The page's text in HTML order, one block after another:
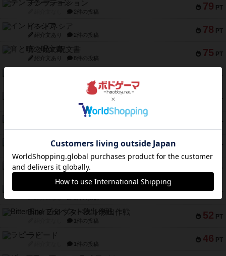
79 PT
テンプテーション
2件の投稿
78 PT
インドネシア
紹介文あり 2件の投稿
75 PT
宵と暁の呪文書
紹介文あり 8件の投稿
PT
9件の投稿
PT
1件の投稿
PT
PT
スペクタキュラー
PT
スモールワールド
紹介文あり 13件の投稿
58 PT
52 PT
Bitter End ブタペスト救出作戦
1件の投稿
46 PT
ラピード
1件の投稿